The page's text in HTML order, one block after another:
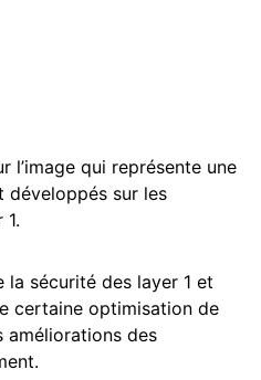
l’image qui représente une
développés sur les
la sécurité des layer 1 et
certaine optimisation de
des